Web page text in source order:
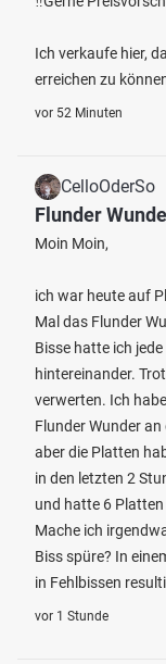
Ich verkaufe hier,
erreichen zu
vor 52 Minuten
CelloOderSo
Flunder
Moin Moin,
ich war heute auf
Mal das Flunder
Bisse hatte ich
hintereinander.
verwerten. Ich
Flunder Wunder
aber die Platten
in den letzten 2
und hatte 6
Mache ich
Biss spüre? In
in Fehlbissen
vor 1 Stunde